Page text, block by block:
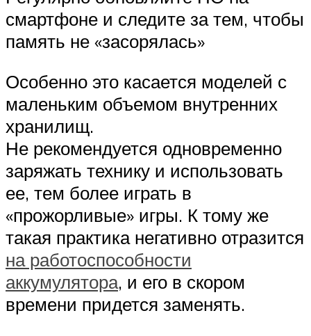
смартфоне и следите за тем, чтобы
память не «засорялась»
Особенно это касается моделей с
маленьким объемом внутренних
хранилищ.
Не рекомендуется одновременно
заряжать технику и использовать
ее, тем более играть в
«прожорливые» игры. К тому же
такая практика негативно отразится
на работоспособности
аккумулятора, и его в скором
времени придется заменять.